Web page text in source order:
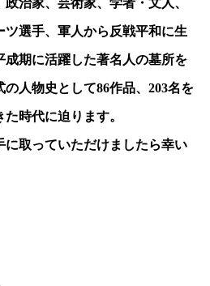
治家、芸術家、学者・文人、
ツ選手、軍人から反戦平和に生
成期に活躍した著名人の墓所を
人物史として86作品、203名を
時代に迫ります。
に取っていただけましたら幸い